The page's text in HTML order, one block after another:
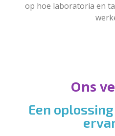
op hoe laboratoria en
Ons
Een